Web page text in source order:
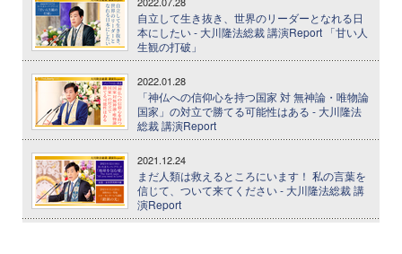
自立して生き抜き、世界のリーダーとなれる日
本にしたい - 大川隆法総裁 講演Report 「甘い人
生観の打破」
2022.01.28
「神仏への信仰心を持つ国家 対 無神論・唯物論
国家」の対立で勝てる可能性はある - 大川隆法
総裁 講演Report
2021.12.24
まだ人類は救えるところにいます！ 私の言葉を
信じて、ついて来てください - 大川隆法総裁 講
演Report